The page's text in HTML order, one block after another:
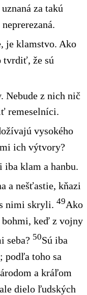
za takú
je klamstvo. Ako
tvrdiť, že sú
Nebude z nich nič
remeselníci.
vysokého
ich výtvory?
klam a hanbu.
a nešťastie, kňazi
nimi skryli. 49Ako
bohmi, keď z vojny
seba? 50Sú iba
podľa toho sa
a kráľom
dielo ľudských